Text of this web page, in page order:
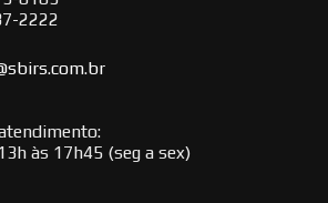
2222
às 17h45 (seg a sex)